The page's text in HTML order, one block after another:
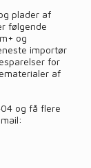
plader af
følgende
og
importør
for
af
og få flere